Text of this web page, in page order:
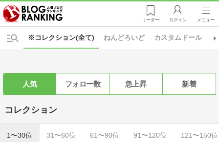
リーダー ログイン メニュー
※コレクション(全て) ねんどろいど カスタムドール
人気 フォロー数 急上昇 新着
コレクション
1〜30位 31〜60位 61〜90位 91〜120位 121〜150位